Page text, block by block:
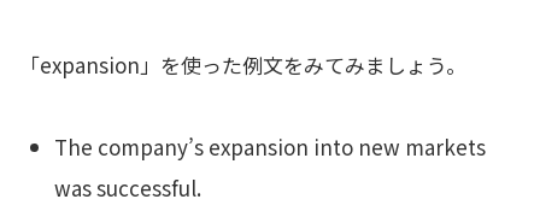
「expansion」を使った例文をみてみましょう。
The company’s expansion into new markets
was successful.